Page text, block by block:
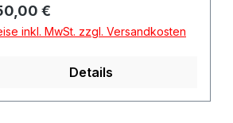
Preis:
€
inkl. MwSt. zzgl. Versandkosten
Details